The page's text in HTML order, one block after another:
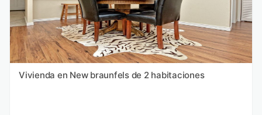
Vivienda en New braunfels de 2 habitaciones